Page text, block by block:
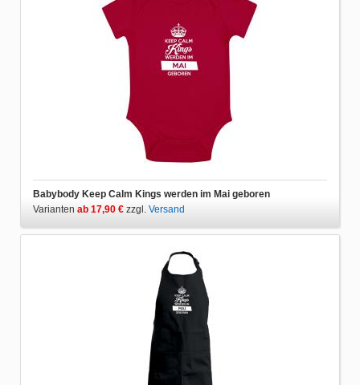
Babybody Keep Calm Kings werden im Mai geboren
Varianten ab 17,90 € zzgl. Versand